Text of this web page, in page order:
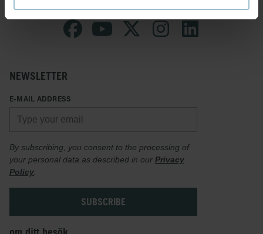
NEWSLETTER
E-MAIL ADDRESS
By subscribing, you consent to the processing of
your personal data as described in our Privacy
Policy.